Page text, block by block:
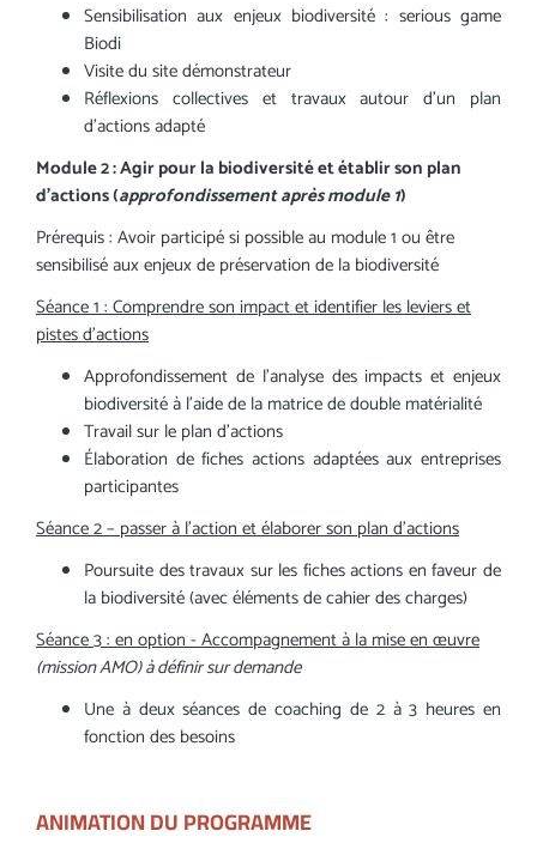
Sensibilisation aux enjeux biodiversité : serious game
Biodi
Visite du site démonstrateur
Réflexions collectives et travaux autour d’un plan
d’actions adapté
Module 2 : Agir pour la biodiversité et établir son plan
d’actions (approfondissement après module 1)
Prérequis : Avoir participé si possible au module 1 ou être
sensibilisé aux enjeux de préservation de la biodiversité
Séance 1 : Comprendre son impact et identifier les leviers et
pistes d’actions
Approfondissement de l’analyse des impacts et enjeux
biodiversité à l’aide de la matrice de double matérialité
Travail sur le plan d’actions
Élaboration de fiches actions adaptées aux entreprises
participantes
Séance 2 – passer à l’action et élaborer son plan d’actions
Poursuite des travaux sur les fiches actions en faveur de
la biodiversité (avec éléments de cahier des charges)
Séance 3 : en option - Accompagnement à la mise en œuvre
(mission AMO) à définir sur demande
Une à deux séances de coaching de 2 à 3 heures en
fonction des besoins
ANIMATION DU PROGRAMME